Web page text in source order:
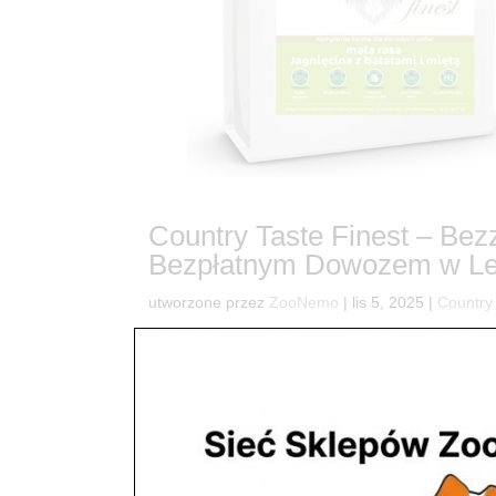
Country Taste Finest –
Bezpłatnym Dowozem w
utworzone przez ZooNemo | lis 5, 2025 | Country